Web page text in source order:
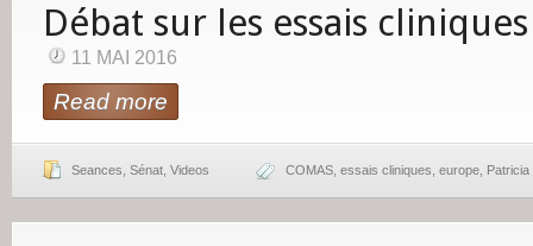
Débat sur les essais cliniques
11 MAI 2016
Read more
Seances Sénat Videos COMAS essais cliniques europe Patricia